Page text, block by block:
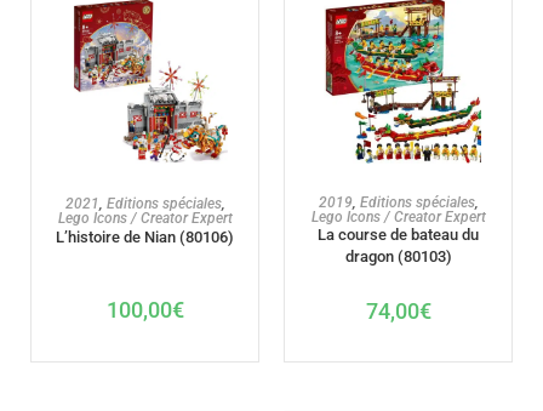
AJOUTER AU PANIER
2021, Editions spéciales,
Lego Icons / Creator Expert
L’histoire de Nian (80106)
100,00€
AJOUTER AU PANIER
2019, Editions spéciales,
Lego Icons / Creator Expert
La course de bateau du
dragon (80103)
74,00€